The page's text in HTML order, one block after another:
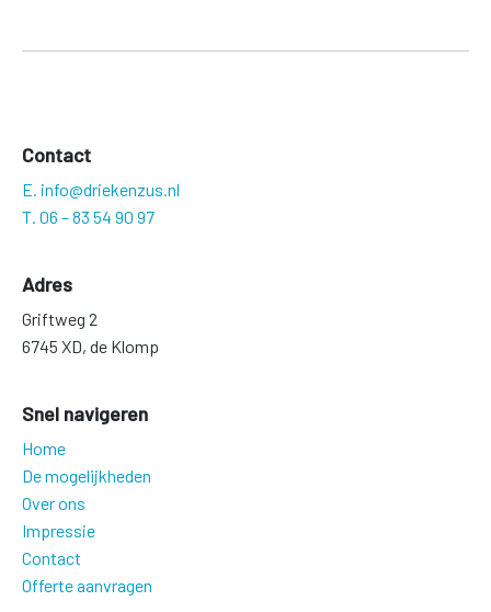
Contact
E. info@driekenzus.nl
T. 06 – 83 54 90 97
Adres
Griftweg 2
6745 XD, de Klomp
Snel navigeren
Home
De mogelijkheden
Over ons
Impressie
Contact
Offerte aanvragen